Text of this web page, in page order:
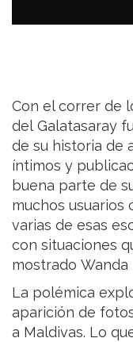
Con el correr de
del Galatasaray
de su historia de
íntimos y
buena parte de
muchos usuarios
varias de esas
con situaciones
mostrado Wanda
La polémica
aparición de
a Maldivas. Lo